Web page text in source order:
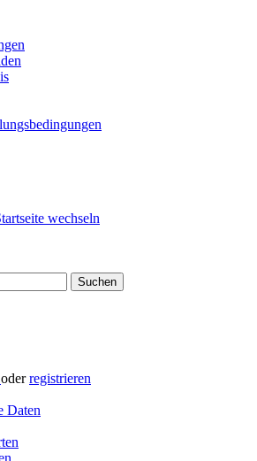
Suchen
oderregistrieren
Daten